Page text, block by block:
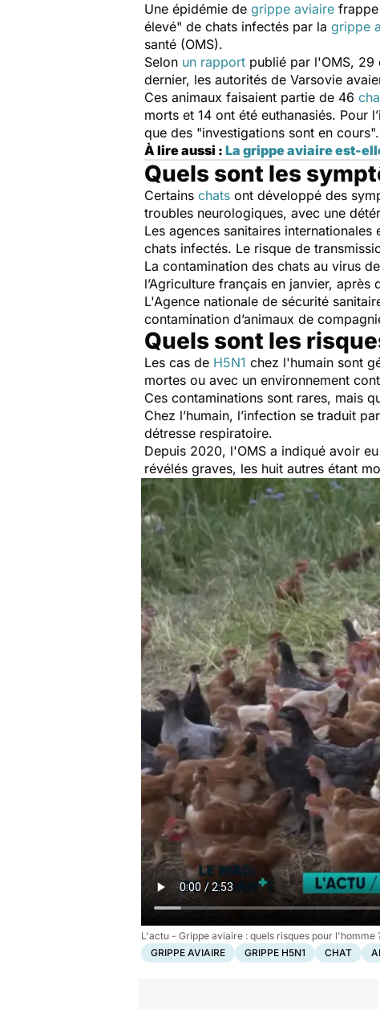
Une épidémie de grippe aviaire
élevé" de chats infectés par la grippe
santé (OMS).
Selon un rapport publié par l'OMS, 29
dernier, les autorités de Varsovie
Ces animaux faisaient partie de 46
morts et 14 ont été euthanasiés. Pour
que des "investigations sont en cours".
À lire aussi : La grippe aviaire est-
Quels sont les
Certains chats ont développé des
troubles neurologiques, avec une
Les agences sanitaires
chats infectés. Le risque de
La contamination des chats au virus
l’Agriculture français en janvier, après
L'Agence nationale de sécurité
contamination d’animaux de
Quels sont les
Les cas de H5N1 chez l'humain sont
mortes ou avec un environnement
Ces contaminations sont rares, mais
Chez l’humain, l’infection se traduit
détresse respiratoire.
Depuis 2020, l'OMS a indiqué avoir
révélés graves, les huit autres étant
L'actu - Grippe aviaire : quels risques pour l'homme
GRIPPE AVIAIRE
GRIPPE H5N1 CHAT